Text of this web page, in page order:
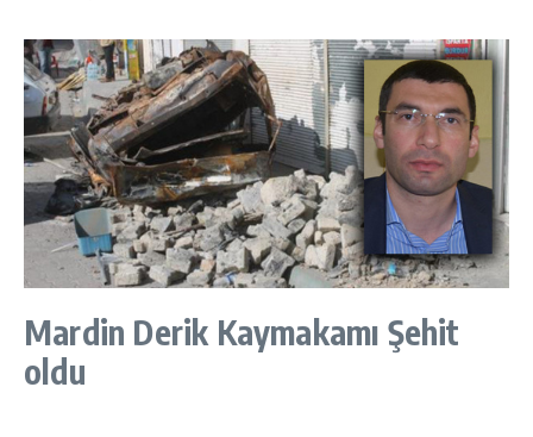
Mardin Derik Kaymakamı Şehit
oldu